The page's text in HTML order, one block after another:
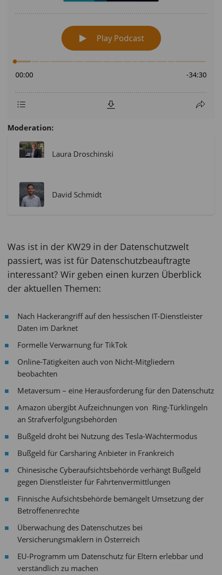
Moderation:
Laura Droschinski
David Schmidt
Was ist in der KW29 in der Datenschutzwelt
passiert, was ist für Datenschutzbeauftragte
interessant? Wir geben einen kurzen Überblick
der aktuellen Themen:
Nach Hackerangriff auf den hessischen IT-Dienstleister
Daten im Darknet
Formelle Verwarnung für TikTok
Online-Tätigkeiten auch von Nicht-Mitgliedern
beobachten
Metaversum – eine Herausforderung für den Datenschutz
Amazon übergibt Aufzeichnungen von Ring-Türklingeln
an Strafverfolgungsbehörden
Bußgeld droht bei Nutzung des Tesla-Wächtermodus
Bußgeld für Carsharing Anbieter in Frankreich
Chinesische Cyberaufsichtsbehörde verhängt Bußgeld
gegen Dienstleister für Fahrtenvermittlungen
Finnische Aufsichtsbehörde bemängelt Umsetzung der
Betroffenenrechte
Überwachung des Datenschutzes bei
Versicherungsmaklern in Österreich
EU-Programm um Datenschutz für Eltern erlebbar und
verständlich zu machen